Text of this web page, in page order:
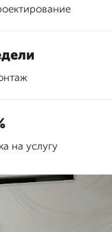
на услугу